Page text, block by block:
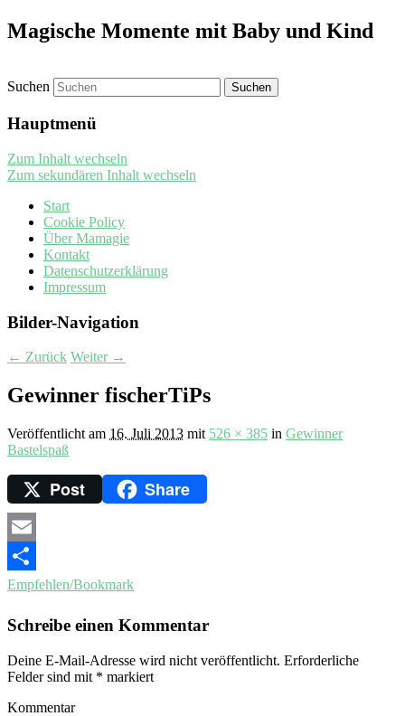
Magische Momente mit Baby und Kind
Suchen
Hauptmenü
Zum Inhalt wechseln
Zum sekundären Inhalt wechseln
Start
Cookie Policy
Über Mamagie
Kontakt
Datenschutzerklärung
Impressum
Bilder-Navigation
← Zurück Weiter →
Gewinner fischerTiPs
Veröffentlicht am 16. Juli 2013 mit 526 × 385 in Gewinner
Bastelspaß
Post Share
Email
Empfehlen/Bookmark
Schreibe einen Kommentar
Deine E-Mail-Adresse wird nicht veröffentlicht. Erforderliche
Felder sind mit * markiert
Kommentar